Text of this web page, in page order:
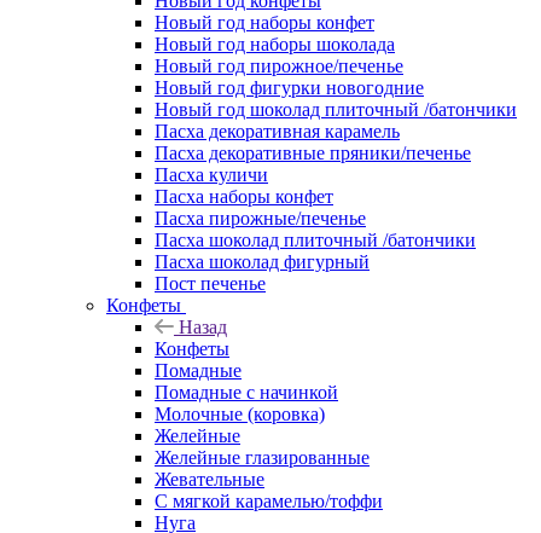
Новый год наборы конфет
Новый год наборы шоколада
Новый год пирожное/печенье
Новый год фигурки новогодние
Новый год шоколад плиточный /батончики
Пасха декоративная карамель
Пасха декоративные пряники/печенье
Пасха куличи
Пасха наборы конфет
Пасха пирожные/печенье
Пасха шоколад плиточный /батончики
Пасха шоколад фигурный
Пост печенье
Конфеты
Назад
Конфеты
Помадные
Помадные с начинкой
Молочные (коровка)
Желейные
Желейные глазированные
Жевательные
С мягкой карамелью/тоффи
Нуга